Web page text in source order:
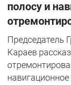
полосу и
Председатель
Караев